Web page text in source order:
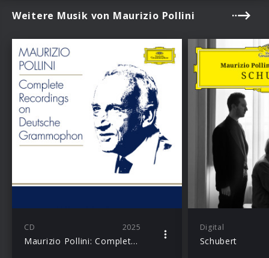
Weitere Musik von Maurizio Pollini
CD 2025
Maurizio Pollini: Complete Recordings on Deutsche Grammophon (Extended edition)
Digital
Schubert